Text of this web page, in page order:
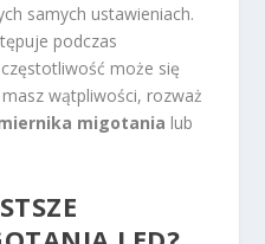
samych ustawieniach.
podczas
może się
wątpliwości, rozważ
migotania lub